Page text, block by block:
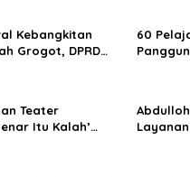
Kebangkitan
Grogot, DPRD
60
Teater
Itu Kalah’